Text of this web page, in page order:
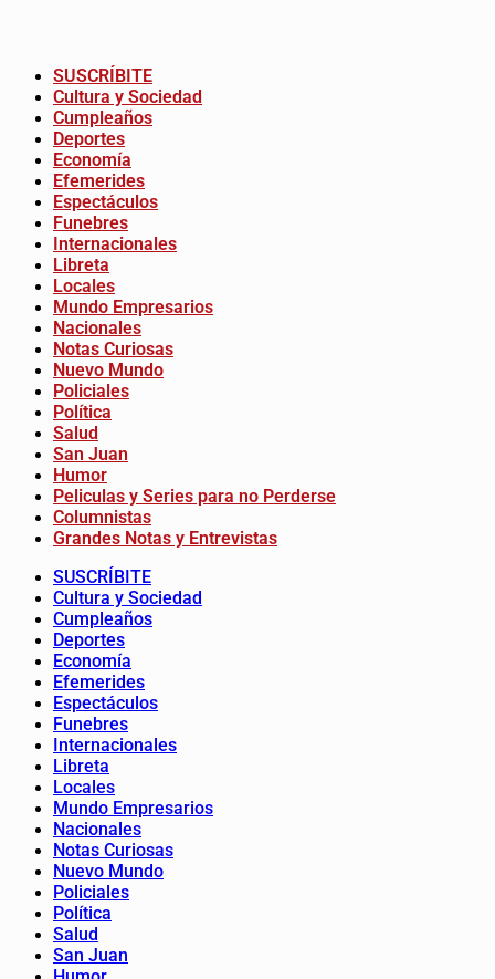
SUSCRÍBITE
Cultura y Sociedad
Cumpleaños
Deportes
Economía
Efemerides
Espectáculos
Funebres
Internacionales
Libreta
Locales
Mundo Empresarios
Nacionales
Notas Curiosas
Nuevo Mundo
Policiales
Política
Salud
San Juan
Humor
Peliculas y Series para no Perderse
Columnistas
Grandes Notas y Entrevistas
SUSCRÍBITE
Cultura y Sociedad
Cumpleaños
Deportes
Economía
Efemerides
Espectáculos
Funebres
Internacionales
Libreta
Locales
Mundo Empresarios
Nacionales
Notas Curiosas
Nuevo Mundo
Policiales
Política
Salud
San Juan